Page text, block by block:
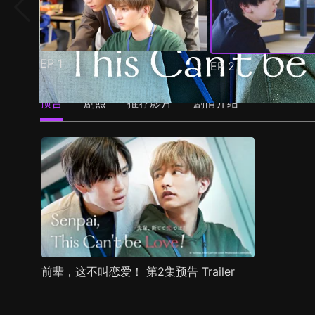
EP1 EP 2
预告 剧照 推荐影片 剧情介绍
前辈，这不叫恋爱！ 第2集预告 Trailer